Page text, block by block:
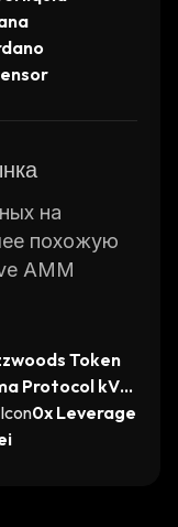
на
похожую
AMM
Token
Protocol kVC
0x Leverage